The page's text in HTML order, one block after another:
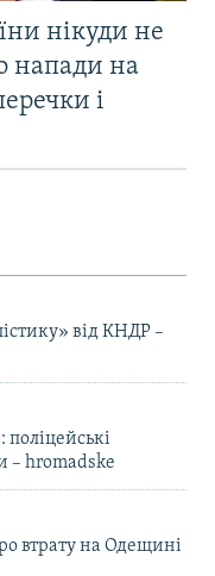
нікуди не
напади на
і
від КНДР –
– hromadske
втрату на Одещині